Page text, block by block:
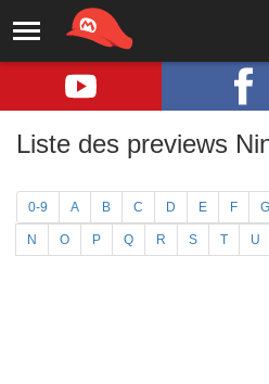
Liste des previews
0-9 A B C D E F G
N O P Q R S T U